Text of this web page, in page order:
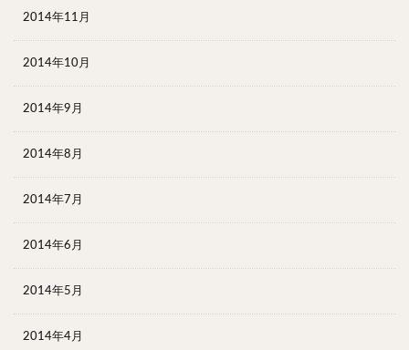
2014年11月
2014年10月
2014年9月
2014年8月
2014年7月
2014年6月
2014年5月
2014年4月